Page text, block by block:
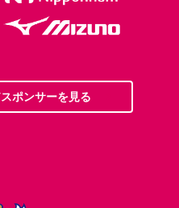
ポンサーを見る